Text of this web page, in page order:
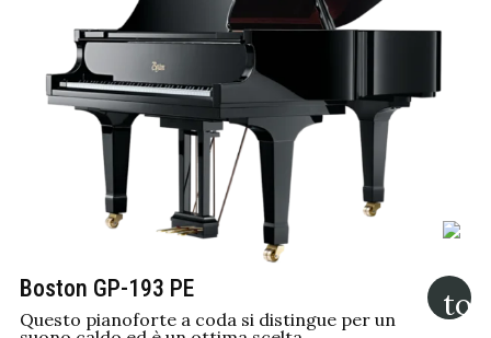
Boston GP-193 PE
Questo pianoforte a coda si distingue per un